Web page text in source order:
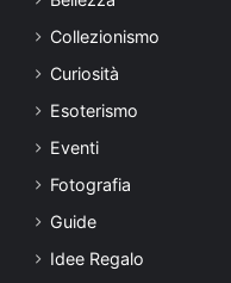
Collezionismo
Curiosità
Esoterismo
Eventi
Fotografia
Guide
Idee Regalo